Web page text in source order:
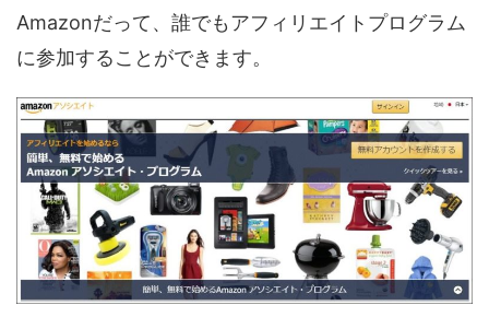
Amazonだって、誰でもアフィリエイトプログラム
に参加することができます。